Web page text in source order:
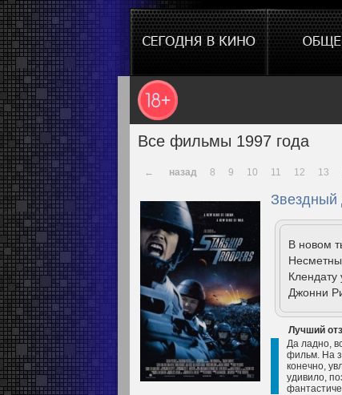
Все фильмы 1997 года
← назад 8 9 10 11 12 13
Звездный
В новом
Клендату
Джонни
Лучший
Да ладно,
фильм. На
конечно,
удивило,